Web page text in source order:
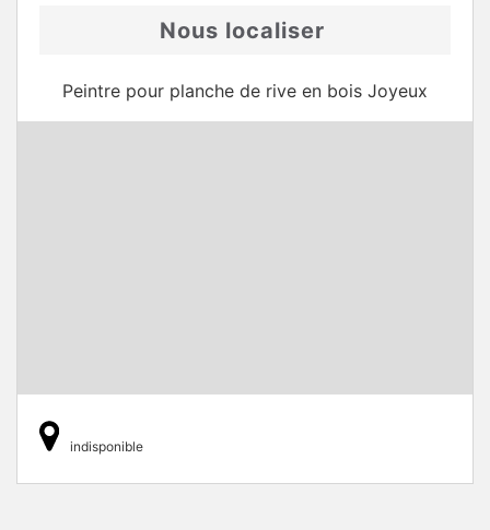
Nous localiser
Peintre pour planche de rive en bois Joyeux
indisponible